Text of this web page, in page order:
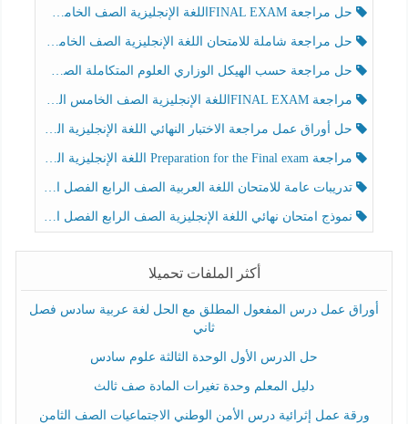
حل مراجعة FINAL EXAMاللغة الإنجليزية الصف الخامس الفصل الثالث
حل مراجعة شاملة للامتحان اللغة الإنجليزية الصف الخامس الفصل الثالث
حل مراجعة حسب الهيكل الوزاري العلوم المتكاملة الصف الخامس عام الفصل الثالث
مراجعة FINAL EXAMاللغة الإنجليزية الصف الخامس الفصل الثالث
حل أوراق عمل مراجعة الاختبار النهائي اللغة الإنجليزية الصف الرابع الفصل الثالث
مراجعة Preparation for the Final exam اللغة الإنجليزية الصف الرابع الفصل الثالث
تدريبات عامة للامتحان اللغة العربية الصف الرابع الفصل الثالث
نموذج امتحان نهائي اللغة الإنجليزية الصف الرابع الفصل الثالث
أكثر الملفات تحميلا
أوراق عمل درس المفعول المطلق مع الحل لغة عربية سادس فصل
ثاني
حل الدرس الأول الوحدة الثالثة علوم سادس
دليل المعلم وحدة تغيرات المادة صف ثالث
ورقة عمل إثرائية درس الأمن الوطني الاجتماعيات الصف الثامن